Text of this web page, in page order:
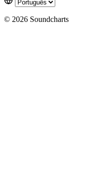
© 2026 Soundcharts